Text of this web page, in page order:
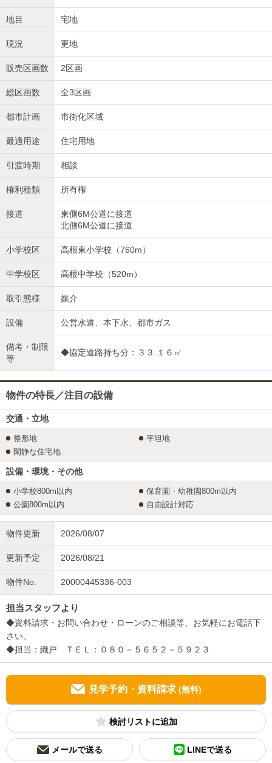
地目 宅地
現況 更地
販売区画数 2区画
総区画数 全3区画
都市計画 市街化区域
最適用途 住宅用地
引渡時期 相談
権利種類 所有権
接道
東側6M公道に接道
北側6M公道に接道
小学校区 高根東小学校（760m）
中学校区 高根中学校（520m）
取引態様 媒介
設備 公営水道、本下水、都市ガス
備考・制限
等
◆協定道路持ち分：３３.１６㎡
物件の特長／注目の設備
交通・立地
整形地
平坦地
閑静な住宅地
設備・環境・その他
小学校800m以内
保育園・幼稚園800m以内
公園800m以内
自由設計対応
物件更新 2026/08/07
更新予定 2026/08/21
物件No. 20000445336-003
担当スタッフより
◆資料請求・お問い合わせ・ローンのご相談等、お気軽にお電話下
さい。
◆担当：織戸 ＴＥＬ：０８０－５６５２－５９２３
見学予約・資料請求 (無料)
検討リスト
メールで送る LINEで送る